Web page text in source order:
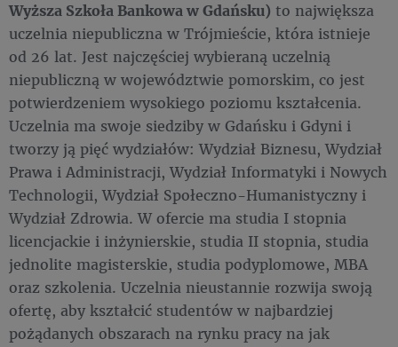
Wyższa Szkoła Bankowa w Gdańsku) to największa
uczelnia niepubliczna w Trójmieście, która istnieje
od 26 lat. Jest najczęściej wybieraną uczelnią
niepubliczną w województwie pomorskim, co jest
potwierdzeniem wysokiego poziomu kształcenia.
Uczelnia ma swoje siedziby w Gdańsku i Gdyni i
tworzy ją pięć wydziałów: Wydział Biznesu, Wydział
Prawa i Administracji, Wydział Informatyki i Nowych
Technologii, Wydział Społeczno-Humanistyczny i
Wydział Zdrowia. W ofercie ma studia I stopnia
licencjackie i inżynierskie, studia II stopnia, studia
jednolite magisterskie, studia podyplomowe, MBA
oraz szkolenia. Uczelnia nieustannie rozwija swoją
ofertę, aby kształcić studentów w najbardziej
pożądanych obszarach na rynku pracy na jak